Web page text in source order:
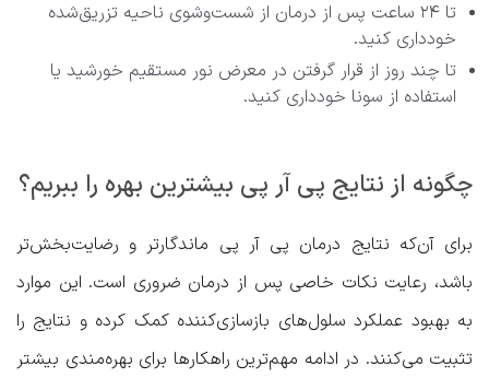
تا ۲۴ ساعت پس از درمان از شست‌وشوی ناحیه تزریق‌شده
خودداری کنید.
تا چند روز از قرار گرفتن در معرض نور مستقیم خورشید یا
استفاده از سونا خودداری کنید.
چگونه از نتایج پی آر پی بیشترین بهره را ببریم؟
برای آن‌که نتایج درمان پی آر پی ماندگارتر و رضایت‌بخش‌تر
باشد، رعایت نکات خاصی پس از درمان ضروری است. این موارد
به بهبود عملکرد سلول‌های بازسازی‌کننده کمک کرده و نتایج را
تثبیت می‌کنند. در ادامه مهم‌ترین راهکارها برای بهره‌مندی بیشتر